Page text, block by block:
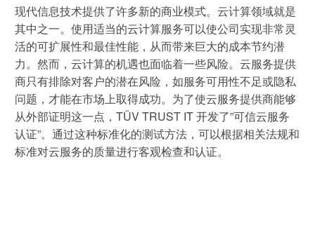
运输 & 交通
旅游
电子电器
所有解决方案
运动 & 健身
休闲 & 娱乐
电子电器
建筑 & 房地产
IT & 安全
审核 & 认证
学院
创新
创新平台
白皮书系列
证书验证
地点
合规
原则声明
中国区最高管理层宣言
现代信息技术提供了许多新的商业模式。云计算领域就是
其中之一。使用适当的云计算服务可以使公司实现非常灵
活的可扩展性和最佳性能，从而带来巨大的成本节约潜
力。然而，云计算的机遇也面临着一些风险。云服务提供
商只有排除对客户的潜在风险，如服务可用性不足或隐私
问题，才能在市场上取得成功。为了使云服务提供商能够
从外部证明这一点，TÜV TRUST IT 开发了”可信云服务
认证”。通过这种标准化的测试方法，可以根据相关法规和
标准对云服务的质量进行客观检查和认证。
证书验证
搜索解决方案
查找TÜV奥地利工作机会